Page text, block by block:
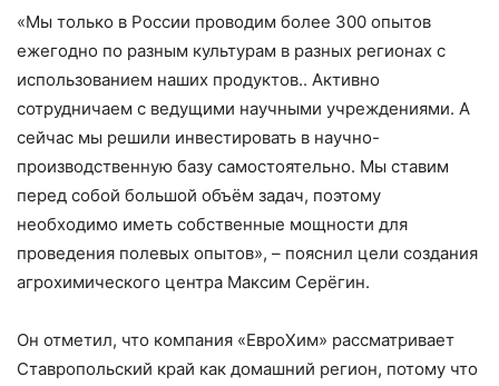
«Мы только в России проводим более 300 опытов
ежегодно по разным культурам в разных регионах с
использованием наших продуктов.. Активно
сотрудничаем с ведущими научными учреждениями. А
сейчас мы решили инвестировать в научно-
производственную базу самостоятельно. Мы ставим
перед собой большой объём задач, поэтому
необходимо иметь собственные мощности для
проведения полевых опытов», – пояснил цели создания
агрохимического центра Максим Серёгин.
Он отметил, что компания «ЕвроХим» рассматривает
Ставропольский край как домашний регион, потому что